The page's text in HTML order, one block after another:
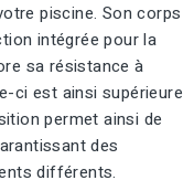
piscine. Son corps
intégrée pour la
sa résistance à
ci est ainsi supérieure
permet ainsi de
des
différents.